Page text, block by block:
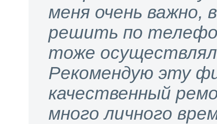
меня очень важно,
решить по
тоже
Рекомендую эту
качественный
много личного